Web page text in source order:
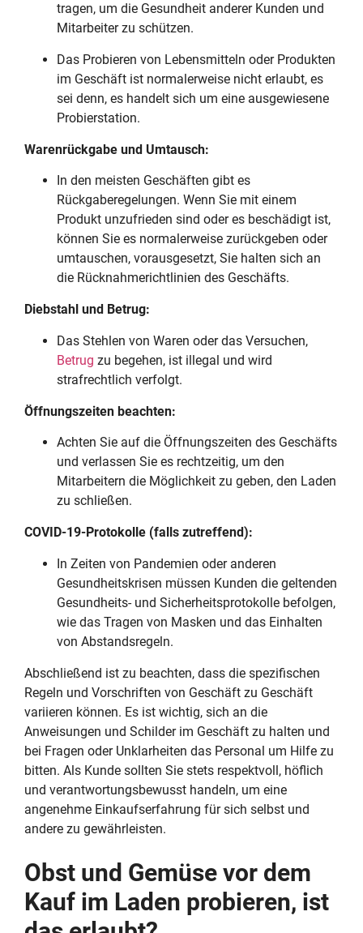
tragen, um die Gesundheit anderer Kunden und
Mitarbeiter zu schützen.
Das Probieren von Lebensmitteln oder Produkten
im Geschäft ist normalerweise nicht erlaubt, es
sei denn, es handelt sich um eine ausgewiesene
Probierstation.
Warenrückgabe und Umtausch:
In den meisten Geschäften gibt es
Rückgaberegelungen. Wenn Sie mit einem
Produkt unzufrieden sind oder es beschädigt ist,
können Sie es normalerweise zurückgeben oder
umtauschen, vorausgesetzt, Sie halten sich an
die Rücknahmerichtlinien des Geschäfts.
Diebstahl und Betrug:
Das Stehlen von Waren oder das Versuchen,
Betrug zu begehen, ist illegal und wird
strafrechtlich verfolgt.
Öffnungszeiten beachten:
Achten Sie auf die Öffnungszeiten des Geschäfts
und verlassen Sie es rechtzeitig, um den
Mitarbeitern die Möglichkeit zu geben, den Laden
zu schließen.
COVID-19-Protokolle (falls zutreffend):
In Zeiten von Pandemien oder anderen
Gesundheitskrisen müssen Kunden die geltenden
Gesundheits- und Sicherheitsprotokolle befolgen,
wie das Tragen von Masken und das Einhalten
von Abstandsregeln.
Abschließend ist zu beachten, dass die spezifischen
Regeln und Vorschriften von Geschäft zu Geschäft
variieren können. Es ist wichtig, sich an die
Anweisungen und Schilder im Geschäft zu halten und
bei Fragen oder Unklarheiten das Personal um Hilfe zu
bitten. Als Kunde sollten Sie stets respektvoll, höflich
und verantwortungsbewusst handeln, um eine
angenehme Einkaufserfahrung für sich selbst und
andere zu gewährleisten.
Obst und Gemüse vor dem
Kauf im Laden probieren, ist